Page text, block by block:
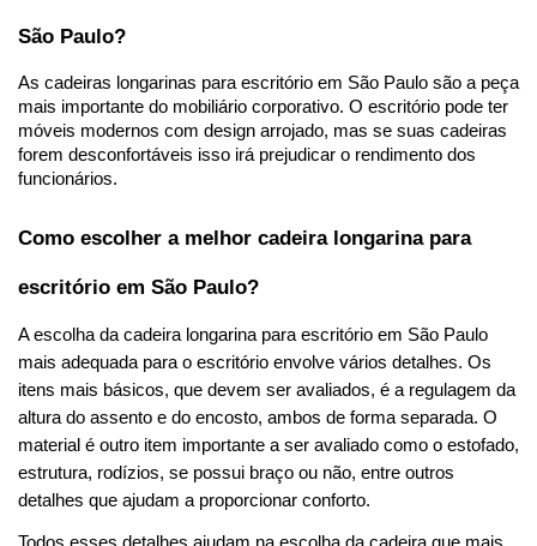
São Paulo?
As cadeiras longarinas para escritório em São Paulo são a peça
mais importante do mobiliário corporativo. O escritório pode ter
móveis modernos com design arrojado, mas se suas cadeiras
forem desconfortáveis isso irá prejudicar o rendimento dos
funcionários.
Como escolher a melhor cadeira longarina para
escritório em São Paulo?
A escolha da cadeira longarina para escritório em São Paulo
mais adequada para o escritório envolve vários detalhes. Os
itens mais básicos, que devem ser avaliados, é a regulagem da
altura do assento e do encosto, ambos de forma separada. O
material é outro item importante a ser avaliado como o estofado,
estrutura, rodízios, se possui braço ou não, entre outros
detalhes que ajudam a proporcionar conforto.